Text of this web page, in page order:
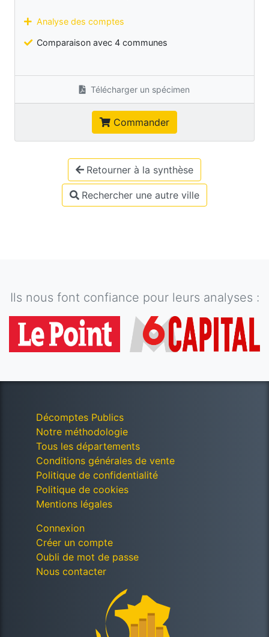
Analyse des comptes
Comparaison avec 4 communes
Télécharger un spécimen
Commander
Retourner à la synthèse
Rechercher une autre ville
Ils nous font confiance pour leurs analyses :
Décomptes Publics
Notre méthodologie
Tous les départements
Conditions générales de vente
Politique de confidentialité
Politique de cookies
Mentions légales
Connexion
Créer un compte
Oubli de mot de passe
Nous contacter